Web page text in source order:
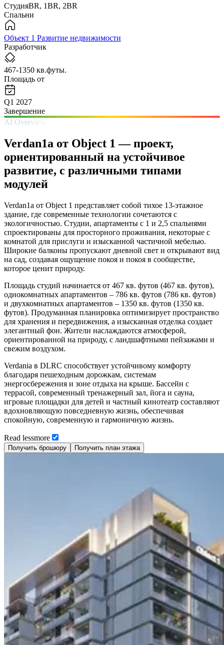
СтудияBR, 1BR, 2BR
Спальни
Объект 1 Развитие недвижимости
Разработчик
467-1350 кв.футы.
Площадь от
Q1 2027
Завершение
AI Overview
Verdan1a от Object 1 — проект,
ориентированный на устойчивое
развитие, с различными типами
модулей
Verdan1a от Object 1 представляет собой тихое 13-этажное
здание, где современные технологии сочетаются с
экологичностью. Студии, апартаменты с 1 и 2,5 спальнями
спроектированы для просторного проживания, некоторые с
комнатой для прислуги и изысканной частичной мебелью.
Широкие балконы пропускают дневной свет и открывают вид
на сад, создавая ощущение покоя и покоя в сообществе,
которое ценит природу.
Площадь студий начинается от 467 кв. футов (467 кв. футов),
однокомнатных апартаментов – 786 кв. футов (786 кв. футов)
и двухкомнатных апартаментов – 1350 кв. футов (1350 кв.
футов). Продуманная планировка оптимизирует пространство
для хранения и передвижения, а изысканная отделка создает
элегантный фон. Жители наслаждаются атмосферой,
ориентированной на природу, с ландшафтными пейзажами и
свежим воздухом.
Verdania в DLRC способствует устойчивому комфорту
благодаря пешеходным дорожкам, системам
энергосбережения и зоне отдыха на крыше. Бассейн с
террасой, современный тренажерный зал, йога и сауна,
игровые площадки для детей и частный кинотеатр составляют
вдохновляющую повседневную жизнь, обеспечивая
спокойную, современную и гармоничную жизнь.
Read lessmore
Получить брошюру Получить план этажа